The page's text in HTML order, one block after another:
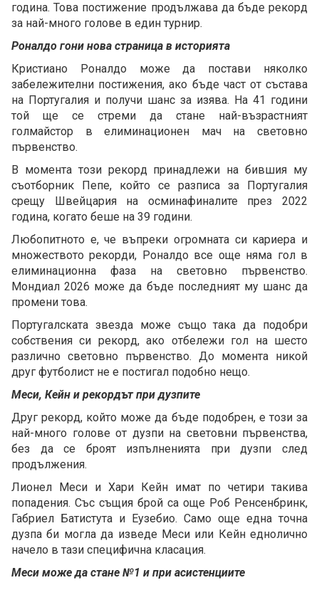
година. Това постижение продължава да бъде рекорд
за най-много голове в един турнир.
Роналдо гони нова страница в историята
Кристиано Роналдо може да постави няколко
забележителни постижения, ако бъде част от състава
на Португалия и получи шанс за изява. На 41 години
той ще се стреми да стане най-възрастният
голмайстор в елиминационен мач на световно
първенство.
В момента този рекорд принадлежи на бившия му
съотборник Пепе, който се разписа за Португалия
срещу Швейцария на осминафиналите през 2022
година, когато беше на 39 години.
Любопитното е, че въпреки огромната си кариера и
множеството рекорди, Роналдо все още няма гол в
елиминационна фаза на световно първенство.
Мондиал 2026 може да бъде последният му шанс да
промени това.
Португалската звезда може също така да подобри
собствения си рекорд, ако отбележи гол на шесто
различно световно първенство. До момента никой
друг футболист не е постигал подобно нещо.
Меси, Кейн и рекордът при дузпите
Друг рекорд, който може да бъде подобрен, е този за
най-много голове от дузпи на световни първенства,
без да се броят изпълненията при дузпи след
продължения.
Лионел Меси и Хари Кейн имат по четири такива
попадения. Със същия брой са още Роб Ренсенбринк,
Габриел Батистута и Еузебио. Само още една точна
дузпа би могла да изведе Меси или Кейн еднолично
начело в тази специфична класация.
Меси може да стане №1 и при асистенциите